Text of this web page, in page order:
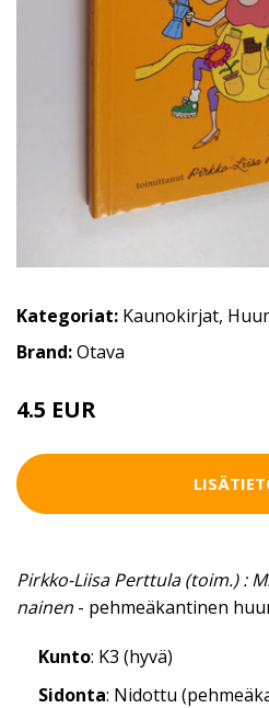
Kategoriat: Kaunokirjat,
Brand:Otava
4.5 EUR
Pirkko-Liisa Perttula (toim.) :
nainen - pehmeäkantinen
Kunto: K3 (hyvä)
Sidonta: Nidottu